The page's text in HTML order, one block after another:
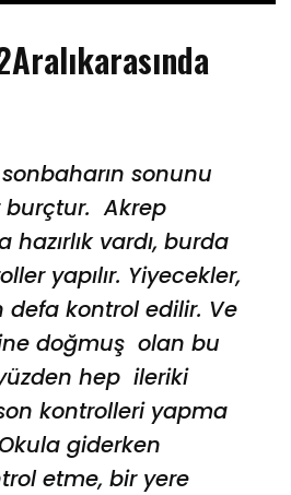
sonunu
burçtur. Akrep
hazırlık vardı, burda
yapılır. Yiyecekler,
defa kontrol edilir. Ve
doğmuş olan bu
hep ileriki
kontrolleri yapma
giderken
etme, bir yere